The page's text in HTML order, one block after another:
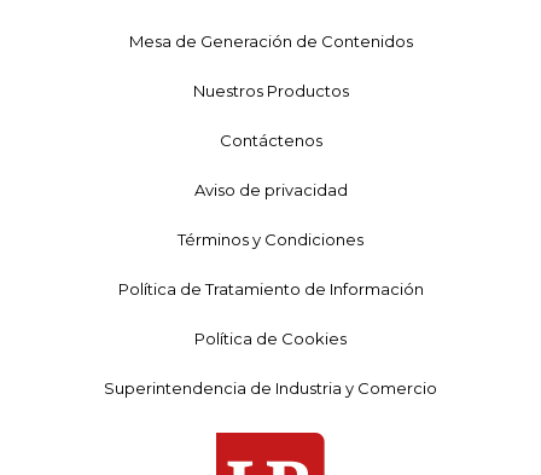
Mesa de Generación de Contenidos
Nuestros Productos
Contáctenos
Aviso de privacidad
Términos y Condiciones
Política de Tratamiento de Información
Política de Cookies
Superintendencia de Industria y Comercio